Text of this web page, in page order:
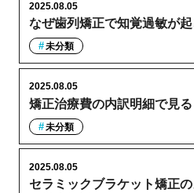
なぜ歯列矯正で知覚過敏が
2025.08.05
未分類
矯正治療費の内訳明細で見る
2025.08.05
未分類
セラミックブラケット矯正
2025.08.05